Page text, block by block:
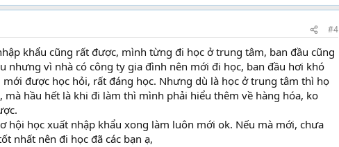
#4
khẩu cũng rất được, mình từng đi học ở trung tâm, ban đầu cũng
nhưng vì nhà có công ty gia đình nên mới đi học, ban đầu hơi khó
được học hỏi, rất đáng học. Nhưng dù là học ở trung tâm thì họ
mà hầu hết là khi đi làm thì mình phải hiểu thêm về hàng hóa, ko
hội học xuất nhập khẩu xong làm luôn mới ok. Nếu mà mới, chưa
nhất nên đi học đã các bạn ạ,